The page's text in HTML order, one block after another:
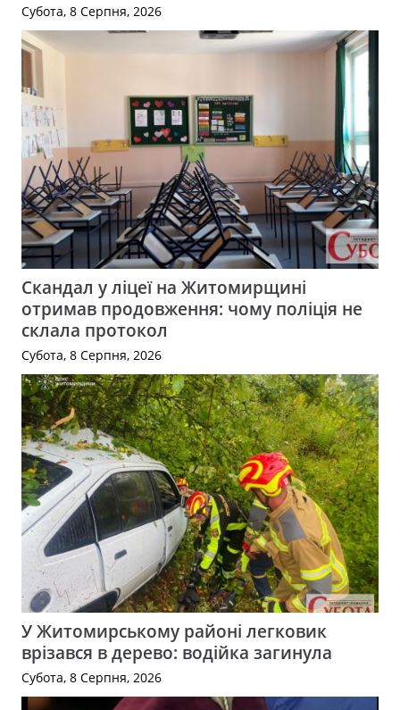
Субота, 8 Серпня, 2026
Скандал у ліцеї на Житомирщині
отримав продовження: чому поліція не
склала протокол
Субота, 8 Серпня, 2026
У Житомирському районі легковик
врізався в дерево: водійка загинула
Субота, 8 Серпня, 2026